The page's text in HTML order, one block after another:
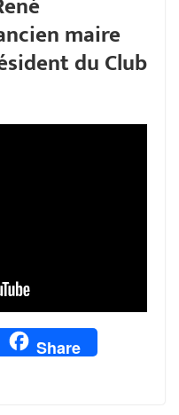
maire
du Club
Share